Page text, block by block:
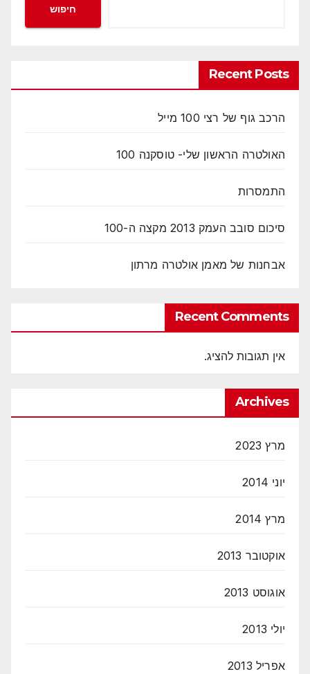
חיפוש
Recent Posts
הרכב גוף של רצי 100 מייל
האולטרה הראשון שלי- טוסקנה 100
התמסרות
סיכום סובב העמק 2013 מקצה ה-100
אבחנות של מאמן אולטרה מרתון
Recent Comments
אין תגובות להציג.
Archives
מרץ 2023
יוני 2014
מרץ 2014
אוקטובר 2013
אוגוסט 2013
יולי 2013
אפריל 2013